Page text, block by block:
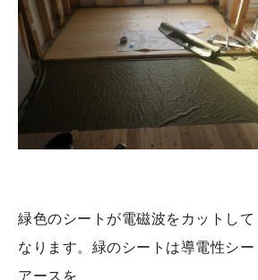
緑色のシートが電磁波をカットして
なります。緑のシートは導電性シ
アースを